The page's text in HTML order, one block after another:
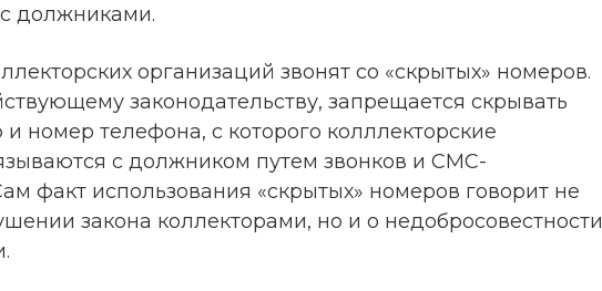
должниками.
организаций звонят со «скрытых» номеров.
законодательству, запрещается скрывать
номер телефона, с которого колллекторские
с должником путем звонков и СМС-
факт использования «скрытых» номеров говорит не
закона коллекторами, но и о недобросовестности